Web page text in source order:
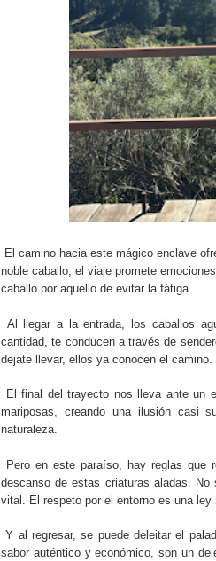
El camino hacia este mágico enclave
noble caballo, el viaje promete
caballo por aquello de evitar la fátiga.
Al llegar a la entrada, los caballos
cantidad, te conducen a través de
dejate llevar, ellos ya conocen el camino.
El final del trayecto nos lleva ante un
mariposas, creando una ilusión casi
naturaleza.
Pero en este paraíso, hay reglas que
descanso de estas criaturas aladas.
vital. El respeto por el entorno es una
Y al regresar, se puede deleitar el
sabor auténtico y económico, son un